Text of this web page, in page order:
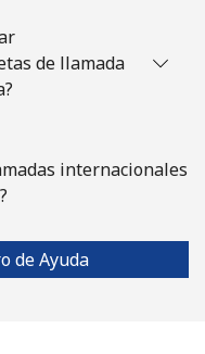
de llamada
internacionales
de Ayuda